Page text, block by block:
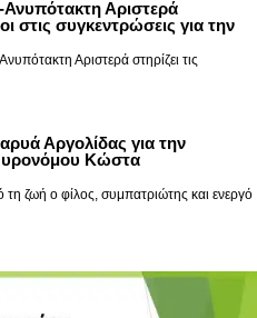
Ανυπότακτη Αριστερά
στις συγκεντρώσεις για την
Αριστερά στηρίζει τις
Αργολίδας για την
Κώστα
ζωή ο φίλος, συμπατριώτης και ενεργό